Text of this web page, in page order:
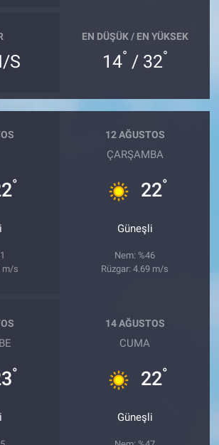
S
EN DÜŞÜK / EN YÜKSEK
14° / 32°
°
m/s
12 AĞUSTOS
ÇARŞAMBA
22°
Güneşli
Nem: %46
Rüzgar: 4.69 m/s
°
14 AĞUSTOS
CUMA
22°
Güneşli